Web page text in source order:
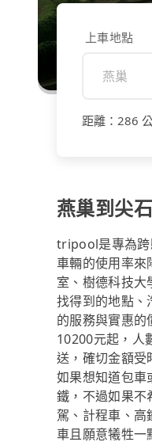
上車地點
距離 ： 286
燕巢到尖
tripool是專為跨
車輛的使用率來
室、樹德科技
找得到的地點、
的服務與實惠
10200元起，人
送，確切金額受
如果想知道包車
鐵，不過如果不
駕、計程車、
車且願意犧牲